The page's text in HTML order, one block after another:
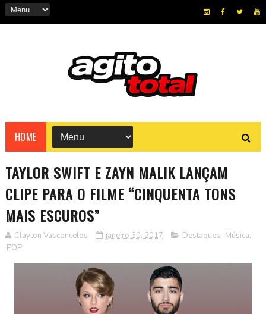
HOME
TAYLOR SWIFT E ZAYN MALIK LANÇAM
CLIPE PARA O FILME “CINQUENTA TONS
MAIS ESCUROS”
Clayton Vasconcelos janeiro 30, 2017 Destaques, Música,
POP